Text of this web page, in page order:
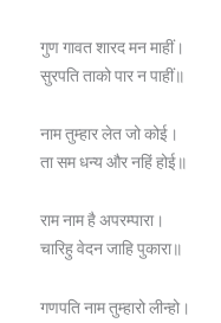
गुण गावत शारद मन माहीं।
सुरपति ताको पार न पाहीं॥
नाम तुम्हार लेत जो कोई।
ता सम धन्य और नहिं होई॥
राम नाम है अपरम्पारा।
चारिहु वेदन जाहि पुकारा॥
गणपति नाम तुम्हारो लीन्हो।